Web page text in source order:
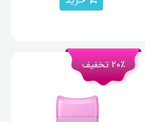
20٪ تخفیف